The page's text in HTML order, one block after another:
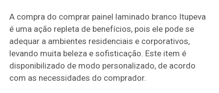
A compra do comprar painel laminado branco Itupeva
é uma ação repleta de benefícios, pois ele pode se
adequar a ambientes residenciais e corporativos,
levando muita beleza e sofisticação. Este item é
disponibilizado de modo personalizado, de acordo
com as necessidades do comprador.